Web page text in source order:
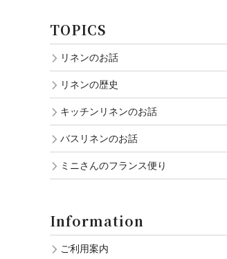
TOPICS
リネンのお話
リネンの歴史
キッチンリネンのお話
バスリネンのお話
ミニさんのフランス便り
Information
ご利用案内